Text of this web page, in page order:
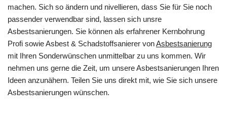
machen. Sich so ändern und nivellieren, dass Sie für Sie noch
passender verwendbar sind, lassen sich unsre
Asbestsanierungen. Sie können als erfahrener Kernbohrung
Profi sowie Asbest & Schadstoffsanierer vonAsbestsanierung
mit Ihren Sonderwünschen unmittelbar zu uns kommen. Wir
nehmen uns gerne die Zeit, um unsere Asbestsanierungen Ihren
Ideen anzunähern. Teilen Sie uns direkt mit, wie Sie sich unsere
Asbestsanierungen wünschen.